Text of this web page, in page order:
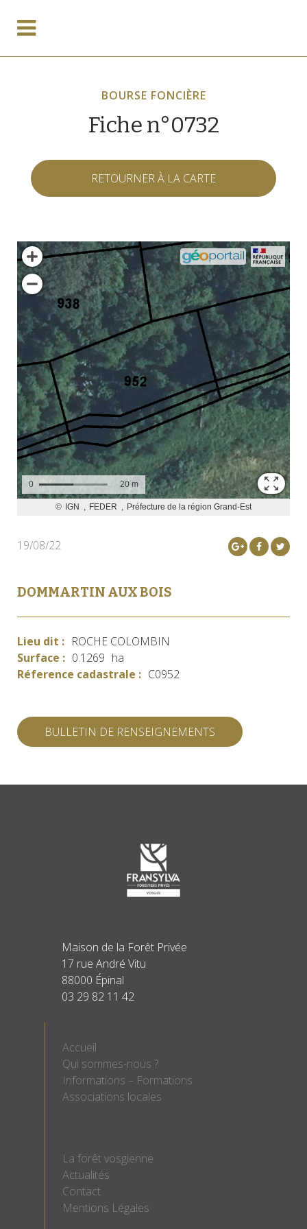
BOURSE FONCIÈRE
Fiche n°0732
RETOURNER À LA CARTE
19/08/22
DOMMARTIN AUX BOIS
Lieu dit : ROCHE COLOMBIN
Surface : 0.1269 ha
Réference cadastrale : C0952
BULLETIN DE RENSEIGNEMENTS
Maison de la Forêt Privée
17 rue André Vitu
88000 Épinal
03 29 82 11 42
Accueil
Qui sommes-nous ?
Informations – Formations
Associations locales
La forêt vosgienne
Actualités
Contact
Mentions Légales